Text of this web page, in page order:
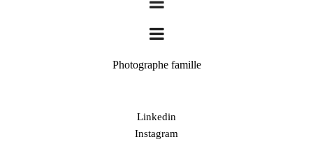
Photographe famille
Linkedin
Instagram